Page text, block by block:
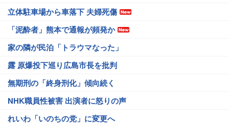
立体駐車場から車落下 夫婦死傷
「泥酔者」熊本で通報が頻発か
家の隣が民泊「トラウマなった」
露 原爆投下巡り広島市長を批判
無期刑の「終身刑化」傾向続く
NHK職員性被害 出演者に怒りの声
れいわ「いのちの党」に変更へ